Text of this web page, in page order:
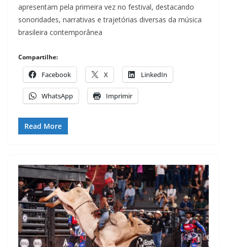
apresentam pela primeira vez no festival, destacando
sonoridades, narrativas e trajetórias diversas da música
brasileira contemporânea
Compartilhe:
Facebook X LinkedIn
WhatsApp Imprimir
Read More